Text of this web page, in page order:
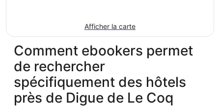
Afficher la carte
Comment ebookers permet
de rechercher
spécifiquement des hôtels
près de Digue de Le Coq